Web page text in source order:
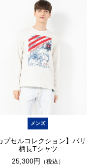
メンズ
プセルコレクション】パリ
柄長Tシャツ
25,300円
（税込）